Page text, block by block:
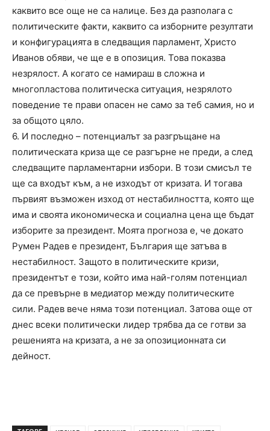
каквито все още не са налице. Без да разполага с
политическите факти, каквито са изборните резултати
и конфигурацията в следващия парламент, Христо
Иванов обяви, че ще е в опозиция. Това показва
незрялост. А когато се намираш в сложна и
многопластова политическа ситуация, незрялото
поведение те прави опасен не само за теб самия, но и
за общото цяло.
6. И последно – потенциалът за разгръщане на
политическата криза ще се разгърне не преди, а след
следващите парламентарни избори. В този смисъл те
ще са входът към, а не изходът от кризата. И тогава
първият възможен изход от нестабилността, която ще
има и своята икономическа и социална цена ще бъдат
изборите за президент. Моята прогноза е, че докато
Румен Радев е президент, България ще затъва в
нестабилност. Защото в политическите кризи,
президентът е този, който има най-голям потенциал
да се превърне в медиатор между политическите
сили. Радев вече няма този потенциал. Затова още от
днес всеки политически лидер трябва да се готви за
решенията на кризата, а не за опозиционната си
дейност.